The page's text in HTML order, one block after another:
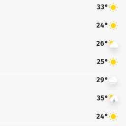
33°
24°
26°
25°
29°
35°
24°